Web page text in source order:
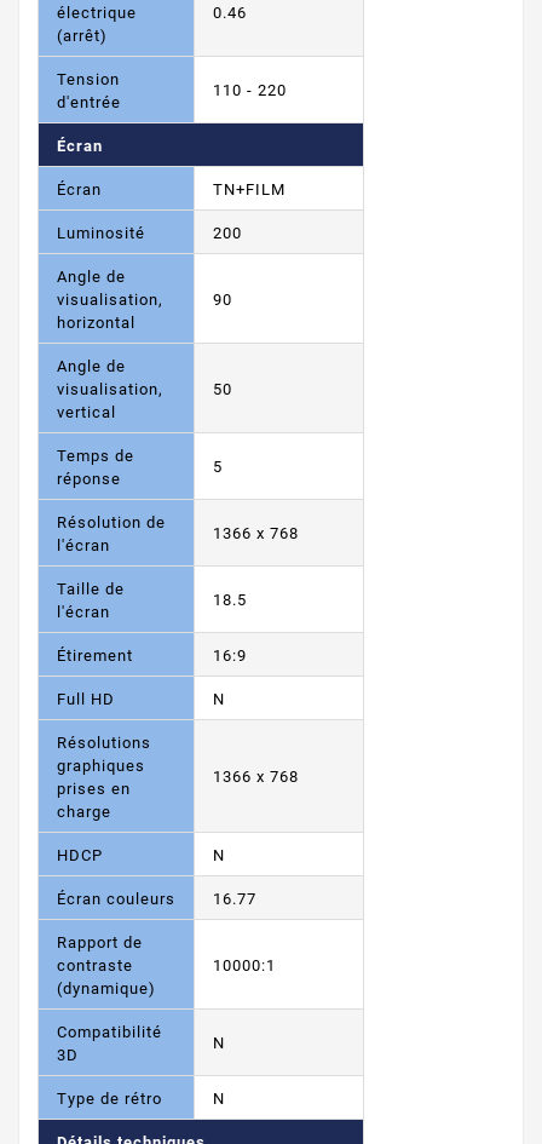
électrique
(arrêt)
0.46
Tension
d'entrée
110 - 220
Écran
Écran TN+FILM
Luminosité 200
Angle de
visualisation,
horizontal
90
Angle de
visualisation,
vertical
50
Temps de
réponse
5
Résolution de
l'écran
1366 x 768
Taille de
l'écran
18.5
Étirement 16:9
Full HD N
Résolutions
graphiques
prises en
charge
1366 х 768
HDCP N
Écran couleurs 16.77
Rapport de
contraste
(dynamique)
10000:1
Compatibilité
3D
N
Type de rétro N